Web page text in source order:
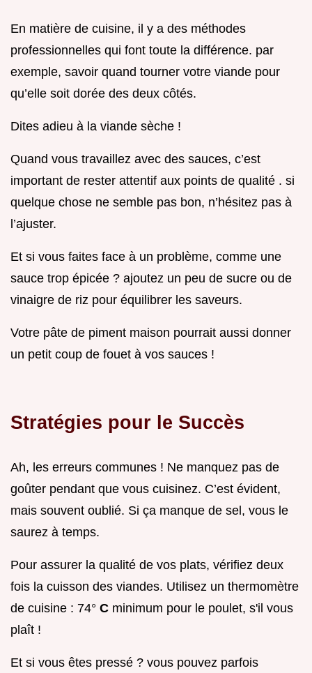
En matière de cuisine, il y a des méthodes
professionnelles qui font toute la différence. par
exemple, savoir quand tourner votre viande pour
qu’elle soit dorée des deux côtés.
Dites adieu à la viande sèche !
Quand vous travaillez avec des sauces, c’est
important de rester attentif aux points de qualité . si
quelque chose ne semble pas bon, n’hésitez pas à
l’ajuster.
Et si vous faites face à un problème, comme une
sauce trop épicée ? ajoutez un peu de sucre ou de
vinaigre de riz pour équilibrer les saveurs.
Votre pâte de piment maison pourrait aussi donner
un petit coup de fouet à vos sauces !
Stratégies pour le Succès
Ah, les erreurs communes ! Ne manquez pas de
goûter pendant que vous cuisinez. C’est évident,
mais souvent oublié. Si ça manque de sel, vous le
saurez à temps.
Pour assurer la qualité de vos plats, vérifiez deux
fois la cuisson des viandes. Utilisez un thermomètre
de cuisine : 74° C minimum pour le poulet, s'il vous
plaît !
Et si vous êtes pressé ? vous pouvez parfois